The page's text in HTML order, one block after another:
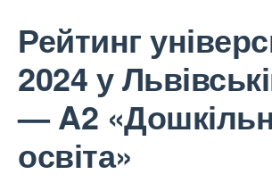
Рейтинг
2024 у
— A2
освіта»